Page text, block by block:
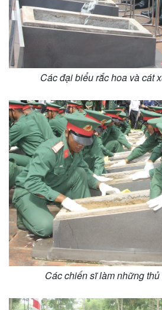
Các đại biểu rắc hoa và cát
Các chiến sĩ làm những